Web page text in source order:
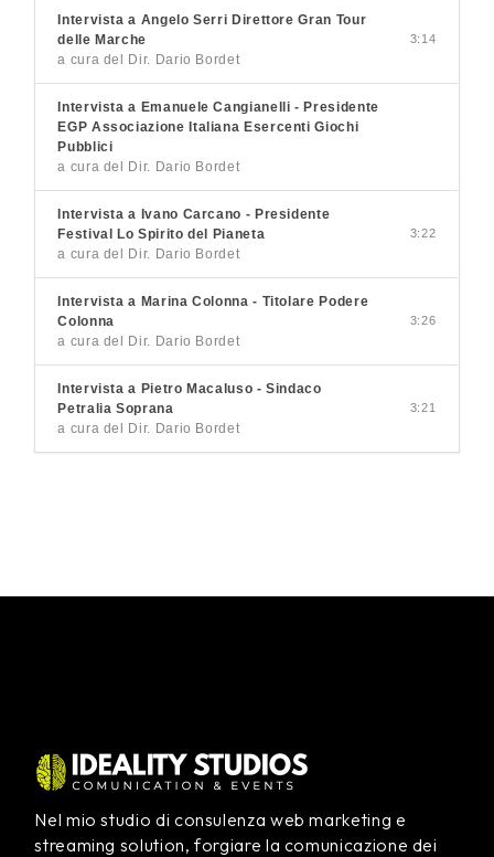
Intervista a Angelo Serri Direttore Gran Tour
delle Marche
a cura del Dir. Dario Bordet
3:14
Intervista a Emanuele Cangianelli - Presidente
EGP Associazione Italiana Esercenti Giochi
Pubblici
a cura del Dir. Dario Bordet
Intervista a Ivano Carcano - Presidente
Festival Lo Spirito del Pianeta
a cura del Dir. Dario Bordet
3:22
Intervista a Marina Colonna - Titolare Podere
Colonna
a cura del Dir. Dario Bordet
3:26
Intervista a Pietro Macaluso - Sindaco
Petralia Soprana
a cura del Dir. Dario Bordet
3:21
Nel mio studio di consulenza web marketing e
streaming solution, forgiare la comunicazione dei